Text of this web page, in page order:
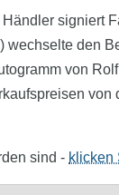
signiert
den
von
sind - klicken